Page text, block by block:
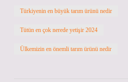
Türkiyenin en büyük tarım ürünü nedir
Tütün en çok nerede yetişir 2024
Ülkemizin en önemli tarım ürünü nedir